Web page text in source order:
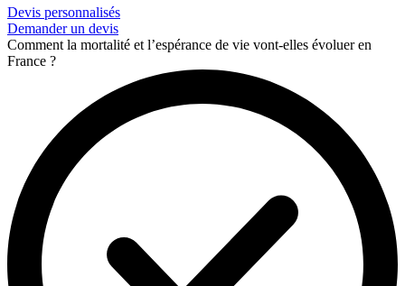
Devis personnalisés
Demander un devis
Comment la mortalité et l’espérance de vie vont-elles évoluer en
France ?